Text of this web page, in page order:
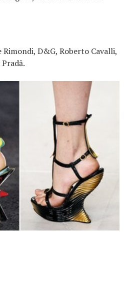
D&G, Roberto Cavalli,